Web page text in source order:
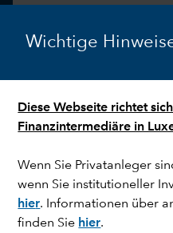
Wichtige
Diese Webseite richtet
Finanzintermediäre in
Wenn Sie Privatanleger
wenn Sie institutioneller
hier. Informationen über
finden Sie hier.
ANLEIHEN